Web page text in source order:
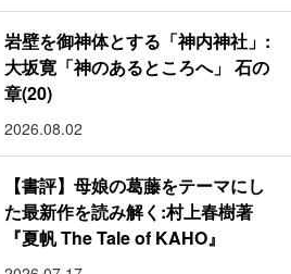
岩壁を御神体とする「神内神社」:
大坂寛「神のあるところへ」 石の
章(20)
2026.08.02
【書評】母娘の葛藤をテーマにし
た最新作を読み解く:村上春樹著
『夏帆 The Tale of KAHO』